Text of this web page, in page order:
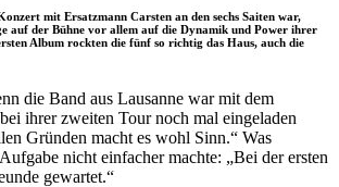
mit Ersatzmann Carsten an den sechs Saiten war,
auf der Bühne vor allem auf die Dynamik und Power ihrer
Album rockten die fünf so richtig das Haus, auch die
die Band aus Lausanne war mit dem
ihrer zweiten Tour noch mal eingeladen
Gründen macht es wohl Sinn.“ Was
nicht einfacher machte: „Bei der ersten
gewartet.“